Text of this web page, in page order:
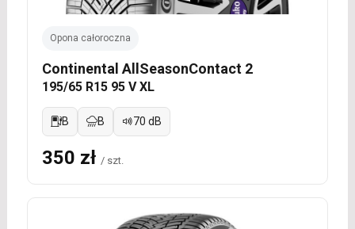
Opona całoroczna
Continental AllSeasonContact 2
195/65 R15 95 V XL
B B 70 dB
350 zł / szt.